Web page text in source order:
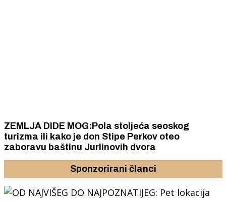
ZEMLJA DIDE MOG:Pola stoljeća seoskog
turizma ili kako je don Stipe Perkov oteo
zaboravu baštinu Jurlinovih dvora
Sponzorirani članci